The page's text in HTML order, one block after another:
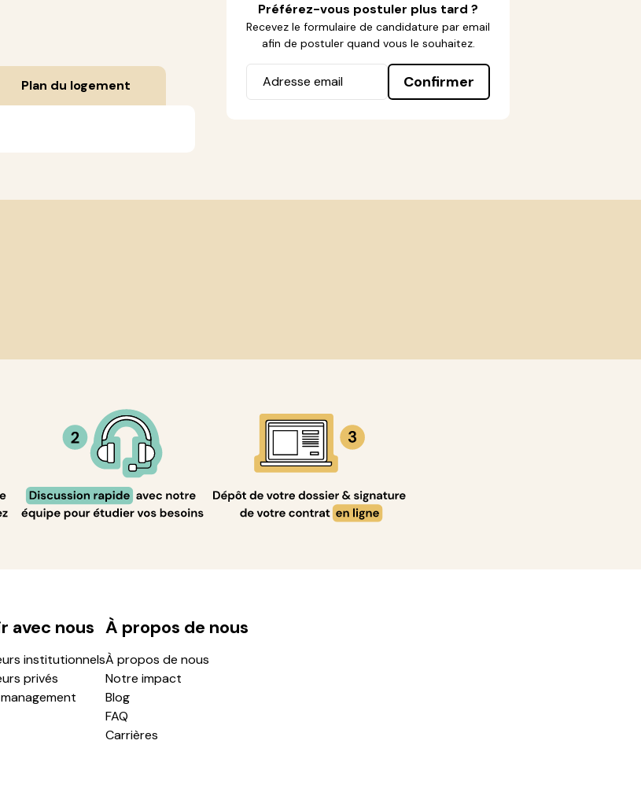
Plan du logement
Préférez-vous postuler plus tard ?
Recevez le formulaire de candidature par email
afin de postuler quand vous le souhaitez.
Confirmer
avec nous
institutionnels
privés
À propos de nous
À propos de nous
Notre impact
Blog
FAQ
Carrières